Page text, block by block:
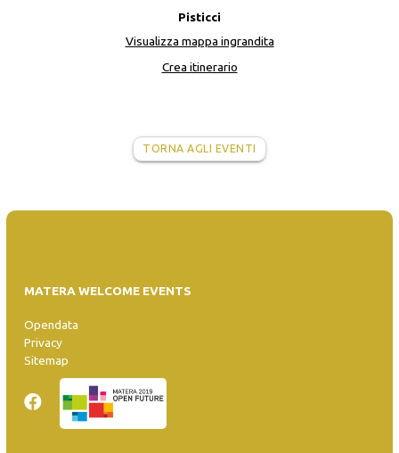
Pisticci
Visualizza mappa ingrandita
Crea itinerario
TORNA AGLI EVENTI
MATERA WELCOME EVENTS
Opendata
Privacy
Sitemap